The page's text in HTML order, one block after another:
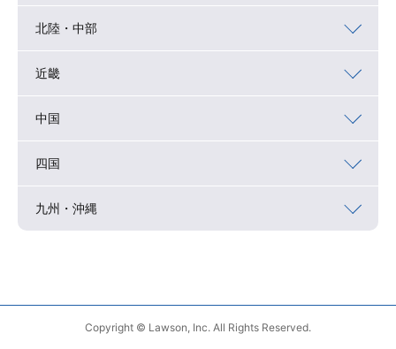
北陸・中部
近畿
中国
四国
九州・沖縄
Copyright © Lawson, Inc. All Rights Reserved.